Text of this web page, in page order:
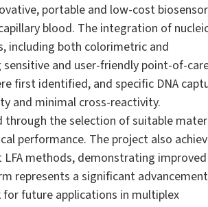
portable and low-cost
blood. The integration of
including both colorimetric and
and user-friendly point-of-
first identified, and specific DNA
and minimal cross-reactivity.
the selection of suitable
performance. The project also
methods, demonstrating improved
represents a significant
future applications in multiplex